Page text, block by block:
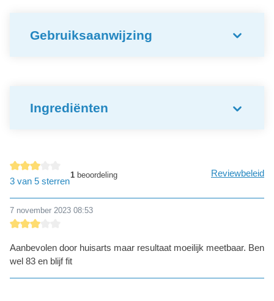
Gebruiksaanwijzing
Ingrediënten
detail.reviewAvgRatingAltText
3 van 5 sterren
1beoordeling Reviewbeleid
7 november 2023 08:53
Aanbevolen door huisarts maar resultaat moeilijk meetbaar. Ben
wel 83 en blijf fit